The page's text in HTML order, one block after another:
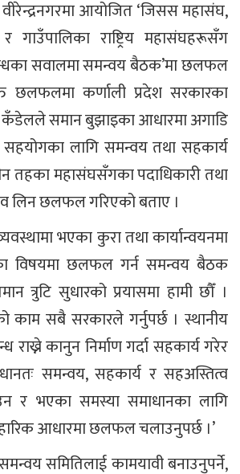
आयोजित ‘जिसस महासंघ,
राष्ट्रिय महासंघहरूसँग
सवालमा समन्वय बैठक’मा छलफल
छलफलमा कर्णाली प्रदेश सरकारका
कँडेलले समान बुझाइका आधारमा अगाडि
सहयोगका लागि समन्वय तथा सहकार्य
तहका महासंघसँगका पदाधिकारी तथा
छलफल गरिएको बताए ।
भएका कुरा तथा कार्यान्वयनमा
विषयमा छलफल गर्न समन्वय बैठक
त्रुटि सुधारको प्रयासमा हामी छौँ ।
काम सबै सरकारले गर्नुपर्छ । स्थानीय
राख्ने कानुन निर्माण गर्दा सहकार्य गरेर
समन्वय, सहकार्य र सहअस्तित्व
र भएका समस्या समाधानका लागि
आधारमा छलफल चलाउनुपर्छ ।’
समितिलाई कामयावी बनाउनुपर्ने,